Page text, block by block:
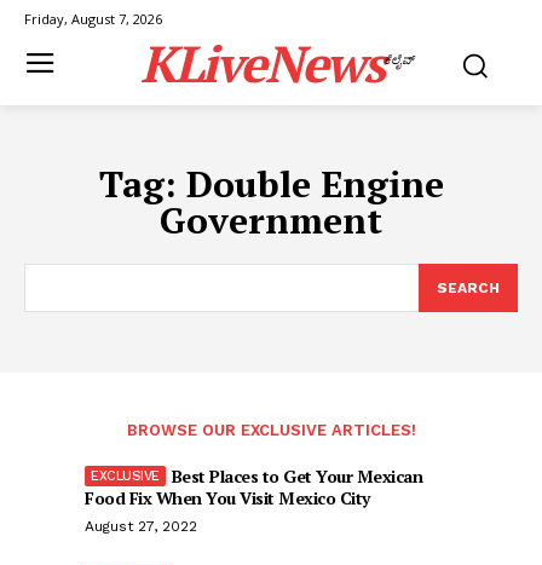
Friday, August 7, 2026
KLiveNewsಕೆಲೈವ್
Tag: Double Engine
Government
SEARCH
BROWSE OUR EXCLUSIVE ARTICLES!
Best Places to Get Your Mexican
Food Fix When You Visit Mexico City
August 27, 2022